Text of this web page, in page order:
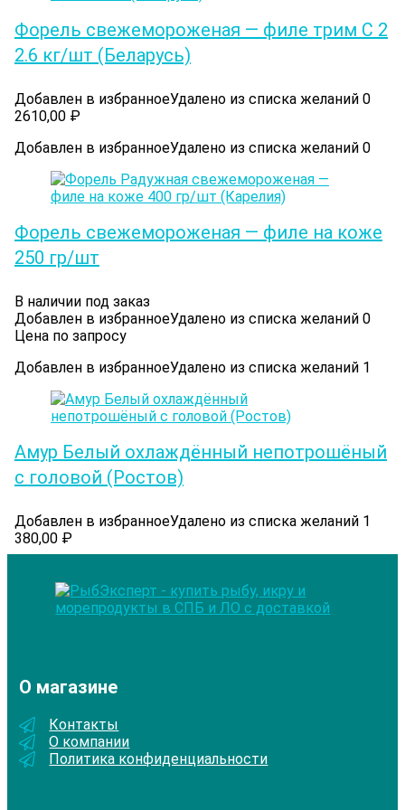
Форель свежемороженая — филе трим С 2
2.6 кг/шт (Беларусь)
Добавлен в избранноеУдалено из списка желаний 0
2610,00 ₽
Добавлен в избранноеУдалено из списка желаний 0
Форель свежемороженая — филе на коже
250 гр/шт
В наличии под заказ
Добавлен в избранноеУдалено из списка желаний 0
Цена по запросу
Добавлен в избранноеУдалено из списка желаний 1
Амур Белый охлаждённый непотрошёный
с головой (Ростов)
Добавлен в избранноеУдалено из списка желаний 1
380,00 ₽
О магазине
Контакты
О компании
Политика конфиденциальности